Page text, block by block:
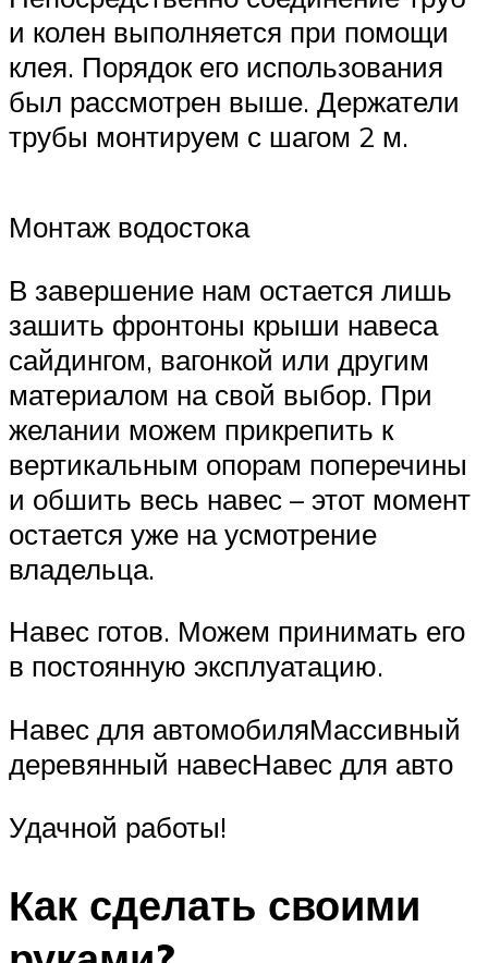
и колен выполняется при помощи
клея. Порядок его использования
был рассмотрен выше. Держатели
трубы монтируем с шагом 2 м.
Монтаж водостока
В завершение нам остается лишь
зашить фронтоны крыши навеса
сайдингом, вагонкой или другим
материалом на свой выбор. При
желании можем прикрепить к
вертикальным опорам поперечины
и обшить весь навес – этот момент
остается уже на усмотрение
владельца.
Навес готов. Можем принимать его
в постоянную эксплуатацию.
Навес для автомобиляМассивный
деревянный навесНавес для авто
Удачной работы!
Как сделать своими